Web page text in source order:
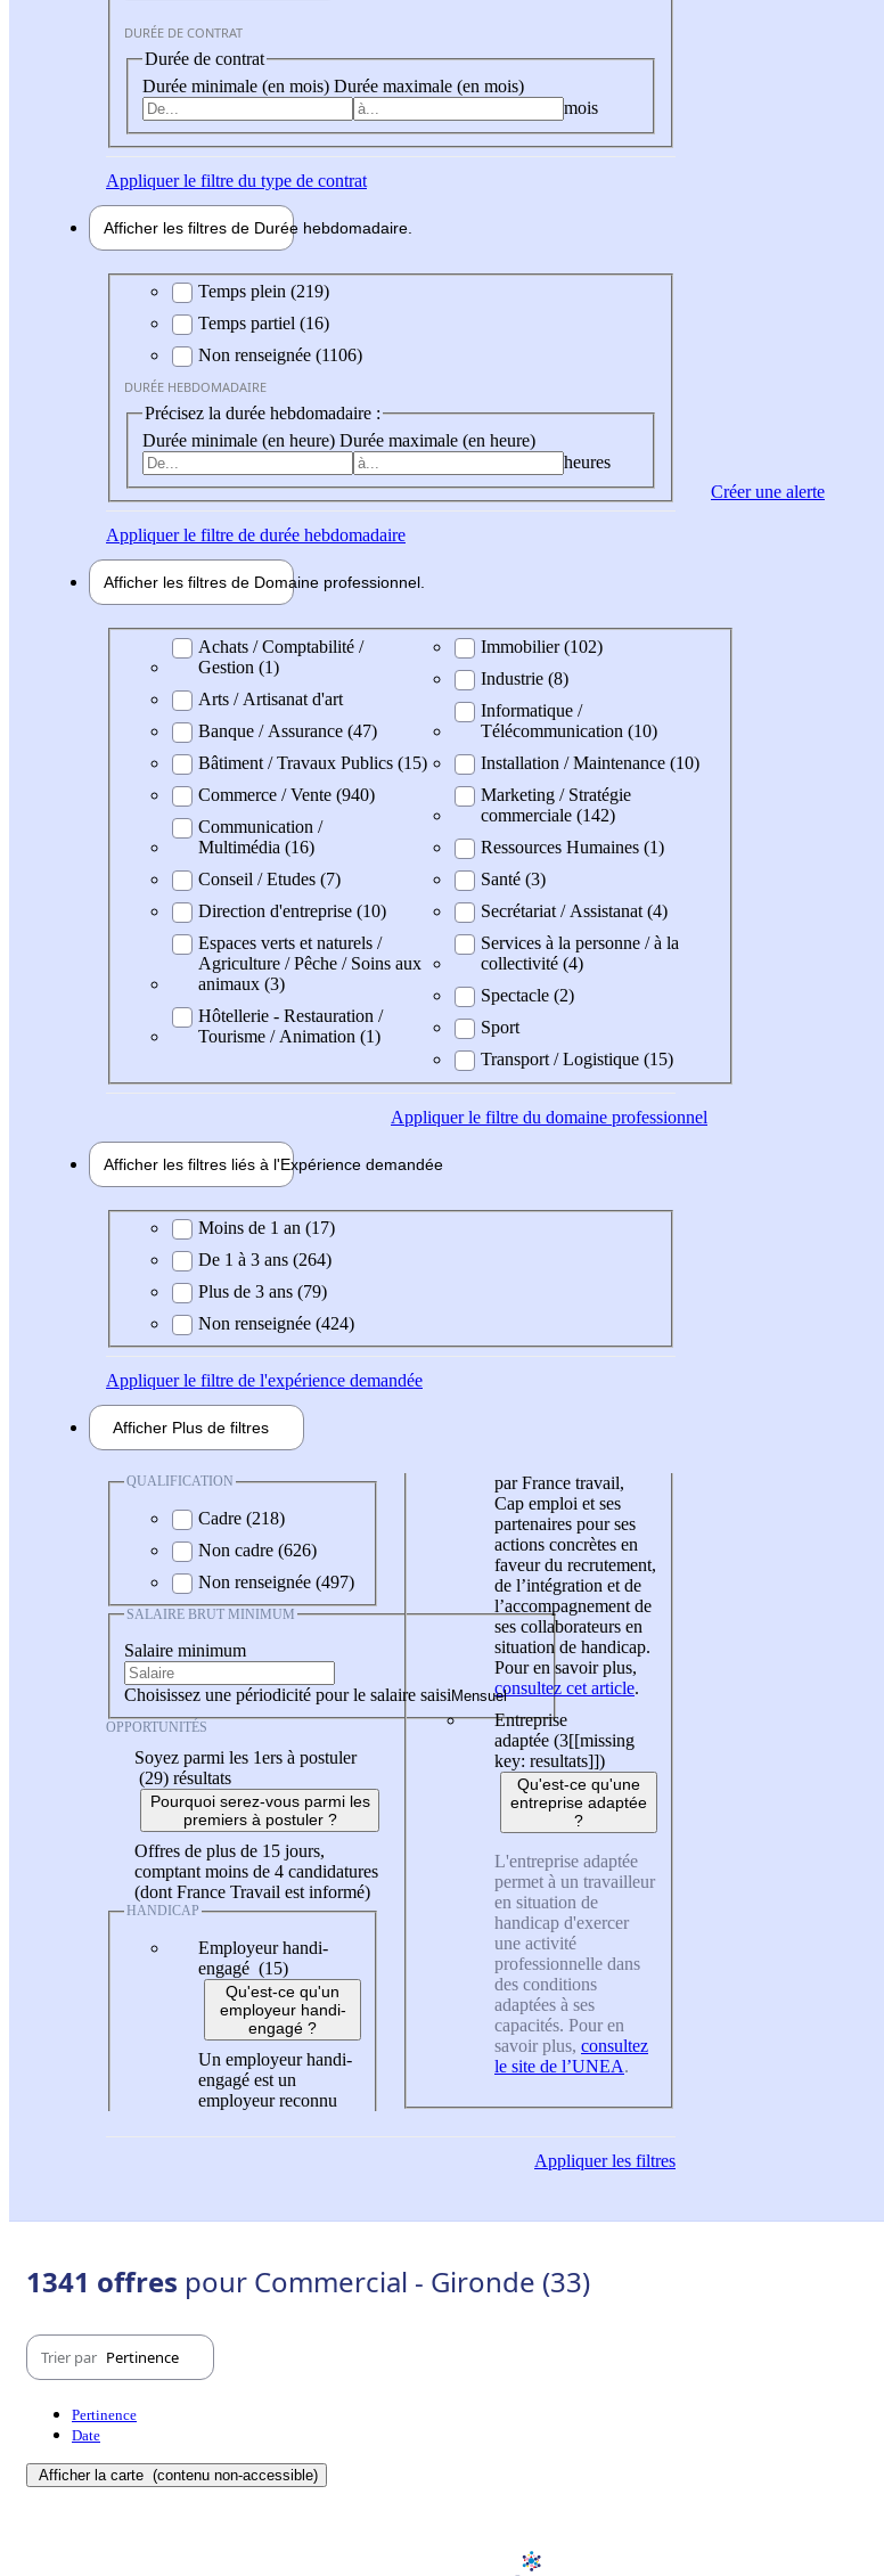
DURÉE DE CONTRAT
Durée de contrat
Durée minimale (en mois) Durée maximale (en mois)
mois
Appliquerle filtre du type de contrat
Afficher les filtres de Durée hebdomadaire
Durée hebdomadaire
Temps plein (219)
Temps partiel (16)
Non renseignée (1106)
DURÉE HEBDOMADAIRE
Précisez la durée hebdomadaire :
Durée minimale (en heure) Durée maximale (en heure)
heures
Appliquerle filtre de durée hebdomadaire
Afficher les filtres de Domaine professionnel
Domaine professionel
Achats / Comptabilité /
Gestion (1)
Arts / Artisanat d'art
Banque / Assurance (47)
Bâtiment / Travaux Publics (15)
Commerce / Vente (940)
Communication /
Multimédia (16)
Conseil / Etudes (7)
Direction d'entreprise (10)
Espaces verts et naturels /
Agriculture / Pêche / Soins aux
animaux (3)
Hôtellerie - Restauration /
Tourisme / Animation (1)
Immobilier (102)
Industrie (8)
Informatique /
Télécommunication (10)
Installation / Maintenance (10)
Marketing / Stratégie
commerciale (142)
Ressources Humaines (1)
Santé (3)
Secrétariat / Assistanat (4)
Services à la personne / à la
collectivité (4)
Spectacle (2)
Sport
Transport / Logistique (15)
Appliquerle filtre du domaine professionnel
Afficher les filtres liés à l'Expérience demandée
Expérience demandée
Moins de 1 an (17)
De 1 à 3 ans (264)
Plus de 3 ans (79)
Non renseignée (424)
Appliquerle filtre de l'expérience demandée
Afficher Plus de filtres
QUALIFICATION
Cadre (218)
Non cadre (626)
Non renseignée (497)
SALAIRE BRUT MINIMUM
Salaire minimum
Choisissez une périodicité pour le salaire saisi
OPPORTUNITÉS
Soyez parmi les 1ers à postuler
(29) résultats
Pourquoi serez-vous parmi les
premiers à postuler ?
Offres de plus de 15 jours,
comptant moins de 4 candidatures
(dont France Travail est informé)
HANDICAP
Employeur handi-
engagé (15)
Qu'est-ce qu'un
employeur handi-
engagé ?
Un employeur handi-
engagé est un
employeur reconnu
par France travail,
Cap emploi et ses
partenaires pour ses
actions concrètes en
faveur du recrutement,
de l’intégration et de
l’accompagnement de
ses collaborateurs en
situation de handicap.
Pour en savoir plus,
consultez cet article.
Entreprise
adaptée (3[[missing
key: resultats]])
Qu'est-ce qu'une
entreprise adaptée
?
L'entreprise adaptée
permet à un travailleur
en situation de
handicap d'exercer
une activité
professionnelle dans
des conditions
adaptées à ses
capacités. Pour en
savoir plus, consultez
le site de l’UNEA.
Appliquerles filtres
Créer une alerte
1341 offres pour Commercial - Gironde (33)
Trier par Pertinence
Pertinence
Date
Afficher la carte (contenu non-accessible)